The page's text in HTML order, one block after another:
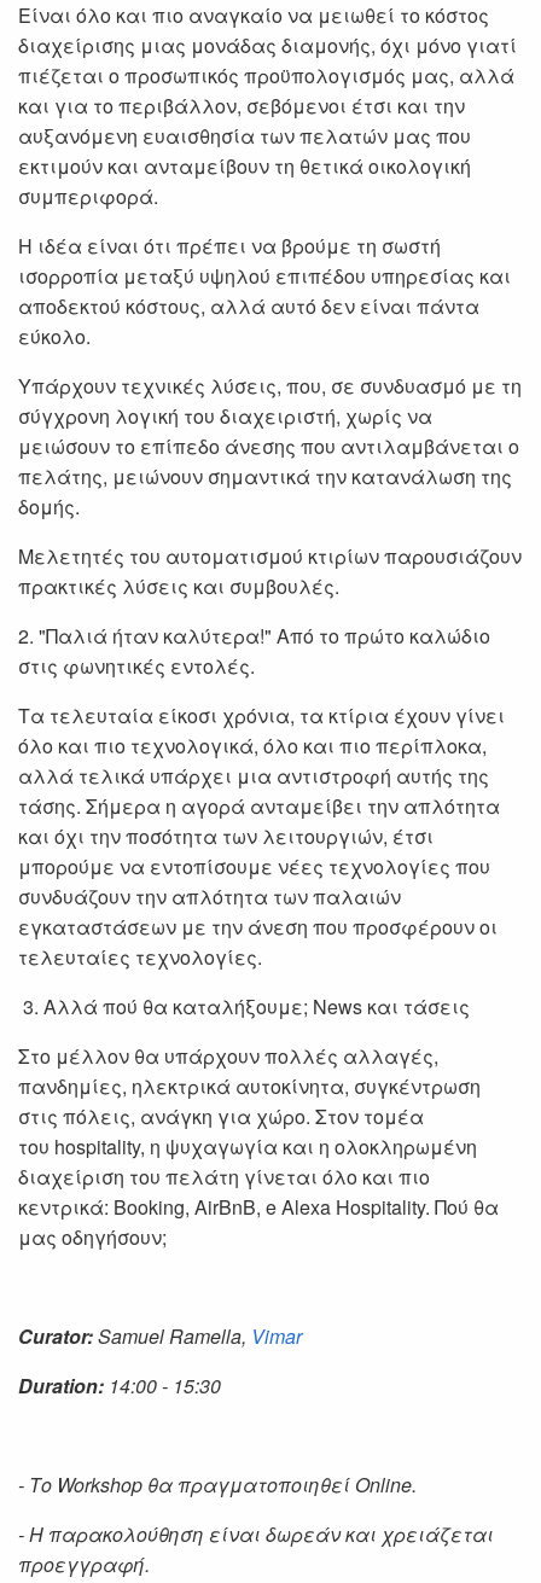
Είναι όλο και πιο αναγκαίο να μειωθεί το κόστος
διαχείρισης μιας μονάδας διαμονής, όχι μόνο γιατί
πιέζεται ο προσωπικός προϋπολογισμός μας, αλλά
και για το περιβάλλον, σεβόμενοι έτσι και την
αυξανόμενη ευαισθησία των πελατών μας που
εκτιμούν και ανταμείβουν τη θετικά οικολογική
συμπεριφορά.
Η ιδέα είναι ότι πρέπει να βρούμε τη σωστή
ισορροπία μεταξύ υψηλού επιπέδου υπηρεσίας και
αποδεκτού κόστους, αλλά αυτό δεν είναι πάντα
εύκολο.
Υπάρχουν τεχνικές λύσεις, που, σε συνδυασμό με τη
σύγχρονη λογική του διαχειριστή, χωρίς να
μειώσουν το επίπεδο άνεσης που αντιλαμβάνεται ο
πελάτης, μειώνουν σημαντικά την κατανάλωση της
δομής.
Μελετητές του αυτοματισμού κτιρίων παρουσιάζουν
πρακτικές λύσεις και συμβουλές.
2. "Παλιά ήταν καλύτερα!" Aπό το πρώτο καλώδιο
στις φωνητικές εντολές.
Τα τελευταία είκοσι χρόνια, τα κτίρια έχουν γίνει
όλο και πιο τεχνολογικά, όλο και πιο περίπλοκα,
αλλά τελικά υπάρχει μια αντιστροφή αυτής της
τάσης. Σήμερα η αγορά ανταμείβει την απλότητα
και όχι την ποσότητα των λειτουργιών, έτσι
μπορούμε να εντοπίσουμε νέες τεχνολογίες που
συνδυάζουν την απλότητα των παλαιών
εγκαταστάσεων με την άνεση που προσφέρουν οι
τελευταίες τεχνολογίες.
3. Αλλά πού θα καταλήξουμε; News και τάσεις
Στο μέλλον θα υπάρχουν πολλές αλλαγές,
πανδημίες, ηλεκτρικά αυτοκίνητα, συγκέντρωση
στις πόλεις, ανάγκη για χώρο. Στον τομέα
του hospitality, η ψυχαγωγία και η ολοκληρωμένη
διαχείριση του πελάτη γίνεται όλο και πιο
κεντρικά: Booking, AirBnB, e Alexa Hospitality. Πού θα
μας οδηγήσουν;
Curator:Samuel Ramella, Vimar
Duration: 14:00 - 15:30
- Το Workshop θα πραγματοποιηθεί Online.
- Η παρακολούθηση είναι δωρεάν και χρειάζεται
προεγγραφή.